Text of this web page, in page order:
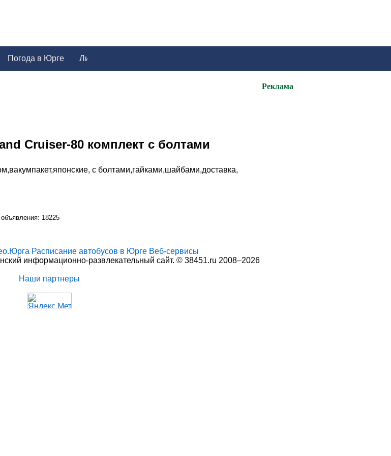
Погода в Юрге
Cruiser-80 комплект с болтами
с болтами,гайками,шайбами,доставка,
18225
Реклама
Расписание автобусов в Юрге Веб-сервисы
информационно-развлекательный сайт. © 38451.ru 2008–2026
Наши партнеры